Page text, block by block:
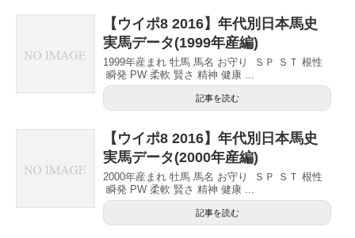
【ウイポ8 2016】年代別日本馬史
実馬データ(1999年産編)
1999年産まれ 牡馬 馬名 お守り ＳＰ ＳＴ 根性
瞬発 PW 柔軟 賢さ 精神 健康 ...
記事を読む
【ウイポ8 2016】年代別日本馬史
実馬データ(2000年産編)
2000年産まれ 牡馬 馬名 お守り ＳＰ ＳＴ 根性
瞬発 PW 柔軟 賢さ 精神 健康 ...
記事を読む